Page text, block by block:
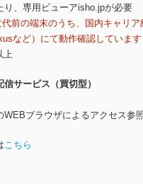
、専用ビューアisho.jpが必要
前の端末のうち、国内キャリ
など）にて動作確認しています
上
サービス（買切型）
ブラウザによるアクセス参
こちら